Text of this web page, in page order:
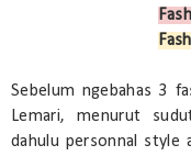
Sebelum ngebahas 3
Lemari, menurut
dahulu personnal style